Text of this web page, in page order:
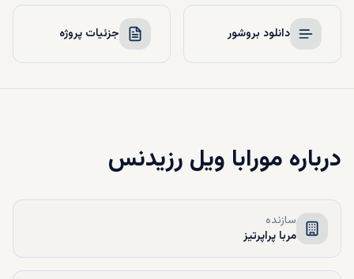
دانلود بروشور جزئیات پروژه
درباره مورابا ویل رزیدنس
سازنده
مربا پراپرتیز